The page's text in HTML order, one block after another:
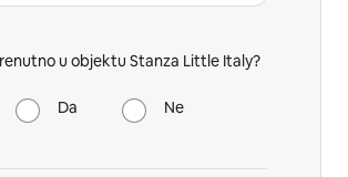
u objektu Stanza Little Italy?
Da Ne